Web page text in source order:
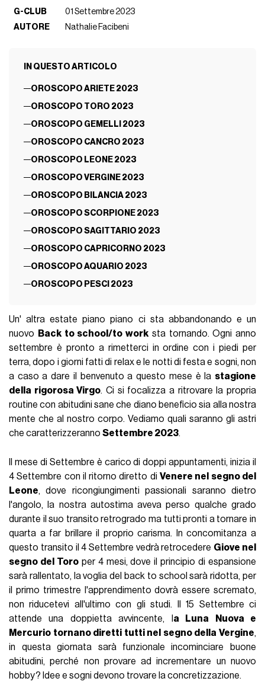
G-CLUB
01 Settembre 2023
AUTORE
Nathalie Facibeni
IN QUESTO ARTICOLO
OROSCOPO ARIETE 2023
OROSCOPO TORO 2023
OROSCOPO GEMELLI 2023
OROSCOPO CANCRO 2023
OROSCOPO LEONE 2023
OROSCOPO VERGINE 2023
OROSCOPO BILANCIA 2023
OROSCOPO SCORPIONE 2023
OROSCOPO SAGITTARIO 2023
OROSCOPO CAPRICORNO 2023
OROSCOPO AQUARIO 2023
OROSCOPO PESCI 2023
Un' altra estate piano piano ci sta abbandonando e un
nuovo
Back to school/to work sta tornando. Ogni anno
settembre è pronto a rimetterci in ordine con i piedi per
terra, dopo i giorni fatti di relax e le notti di festa e sogni, non
a caso a dare il benvenuto a questo mese è la stagione
della rigorosa Virgo. Ci si focalizza a ritrovare la propria
routine con abitudini sane che diano beneficio sia alla nostra
mente che al nostro corpo. Vediamo quali saranno gli astri
che caratterizzerannoSettembre 2023.
Il mese di Settembre è carico di doppi appuntamenti, inizia il
4 Settembre con il ritorno diretto diVenere nel segno del
Leone, dove ricongiungimenti passionali saranno dietro
l'angolo, la nostra autostima aveva perso qualche grado
durante il suo transito retrogrado ma tutti pronti a tornare in
quarta a far brillare il proprio carisma. In concomitanza a
questo transito il 4 Settembre vedrà retrocedere Giove nel
segno del Toroper 4 mesi, dove il principio di espansione
sarà rallentato, la voglia del back to school sarà ridotta, per
il primo trimestre l'apprendimento dovrà essere scremato,
non riducetevi all'ultimo con gli studi. Il 15 Settembre ci
attende una doppietta avvincente, l a Luna Nuova e
Mercurio tornano diretti tutti nel segno della Vergine,
in questa giornata sarà funzionale incominciare buone
abitudini, perché non provare ad incrementare un nuovo
hobby? Idee e sogni devono trovare la concretizzazione.